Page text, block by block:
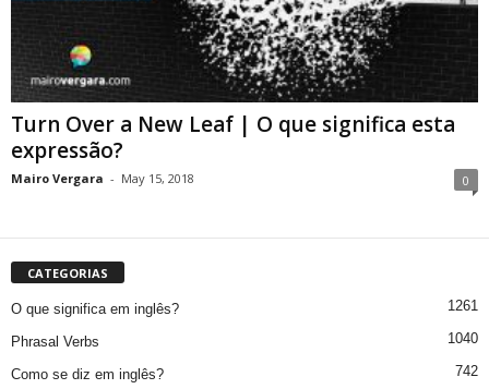
Turn Over a New Leaf | O que significa esta
expressão?
Mairo Vergara - May 15, 2018 0
CATEGORIAS
O que significa em inglês? 1261
Phrasal Verbs 1040
Como se diz em inglês? 742